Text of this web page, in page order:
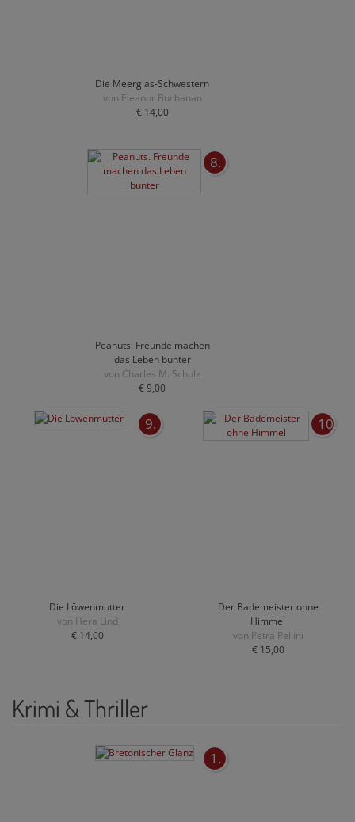
Die Meerglas-Schwestern
von Eleanor Buchanan
€ 14,00
8.
Peanuts. Freunde machen
das Leben bunter
von Charles M. Schulz
€ 9,00
9.
Die Löwenmutter
von Hera Lind
€ 14,00
10.
Der Bademeister ohne
Himmel
von Petra Pellini
€ 15,00
Krimi & Thriller
1.